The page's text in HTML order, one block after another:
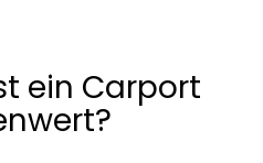
ein Carport